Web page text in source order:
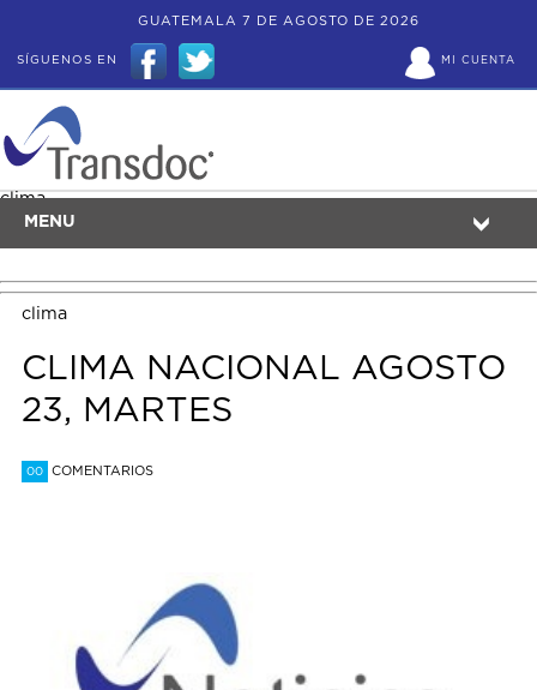
GUATEMALA 7 DE AGOSTO DE 2026
MI CUENTA
SÍGUENOS EN
MENU
clima
clima
CLIMA NACIONAL AGOSTO
23, MARTES
00 COMENTARIOS